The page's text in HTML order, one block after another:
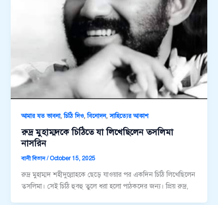
আমার যত ভাবনা,চিঠি দিও,বিনোদন,সাহিত্যের আকাশ
রুদ্র মুহাম্মদকে চিঠিতে যা লিখেছিলেন তসলিমা
নাসরিন
বানী বিতান/ October 15, 2025
রুদ্র মুহাম্মদ শহীদুল্লােহকে ছেড়ে যাওয়ার পর একদিন চিঠি লিখেছিলেন
তসলিমা। সেই চিঠি হুবহু তুলে ধরা হলো পাঠকদের জন্য। প্রিয় রুদ্র,